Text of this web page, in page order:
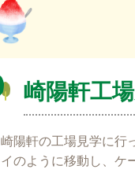
崎陽軒工
崎陽軒の工場見学に行
イのように移動し、ケ